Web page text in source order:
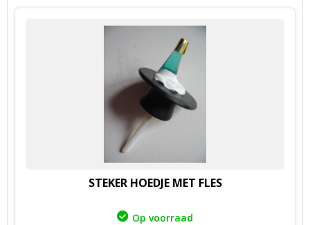
STEKER HOEDJE MET FLES
Op voorraad